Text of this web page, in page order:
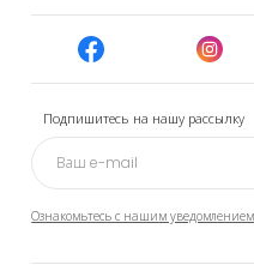
Подпишитесь на нашу рассылку
Ознакомьтесь с нашим